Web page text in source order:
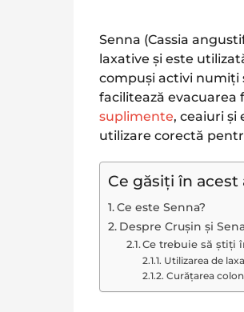
Senna (Cassia
laxative și este
compuși activi numiți
facilitează evacuarea
suplimente, ceaiuri și
utilizare corectă
Ce găsiți în acest
Ce este Senna?
Despre Crușin și
Ce trebuie să știți
Utilizarea de
Curățarea